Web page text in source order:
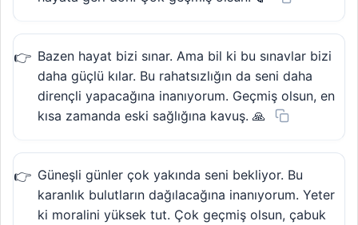
Bazen hayat bizi sınar. Ama bil ki bu sınavlar bizi
daha güçlü kılar. Bu rahatsızlığın da seni daha
dirençli yapacağına inanıyorum. Geçmiş olsun, en
kısa zamanda eski sağlığına kavuş. 🙏
Güneşli günler çok yakında seni bekliyor. Bu
karanlık bulutların dağılacağına inanıyorum. Yeter
ki moralini yüksek tut. Çok geçmiş olsun, çabuk